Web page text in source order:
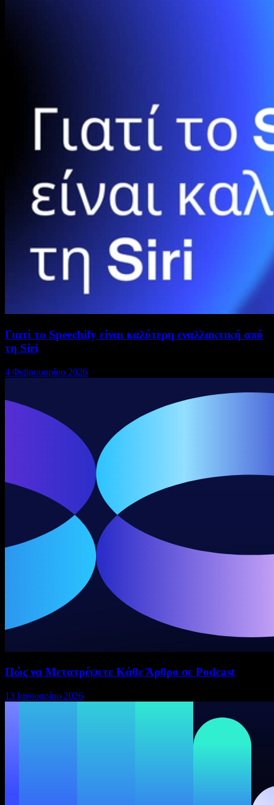
Γιατί το Speechify είναι καλύτερη εναλλακτική από
τη Siri
4 Φεβρουαρίου 2026
Πώς να Μετατρέψετε Κάθε Άρθρο σε Podcast
13 Ιανουαρίου 2026